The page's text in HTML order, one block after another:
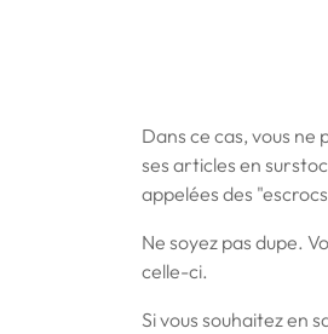
Dans ce cas, vous
ses articles en
appelées des
Ne soyez pas dupe.
celle-ci.
Si vous souhaitez en